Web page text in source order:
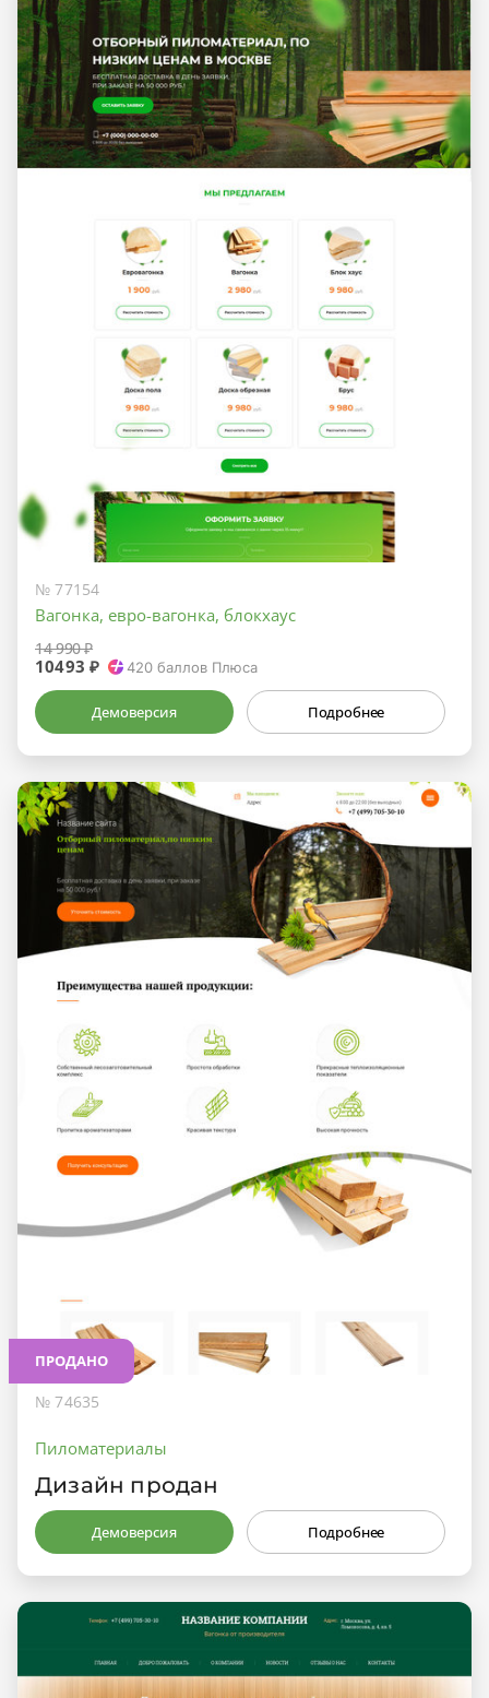
№ 77154
Вагонка, евро-вагонка, блокхаус
14 990 ₽
10493 ₽ 420 баллов Плюса
Демоверсия Подробнее
ПРОДАНО
№ 74635
Пиломатериалы
Дизайн продан
Демоверсия Подробнее